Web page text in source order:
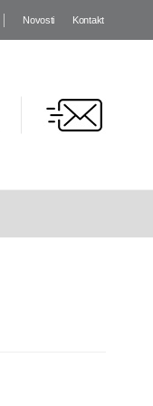
Novosti Kontakt